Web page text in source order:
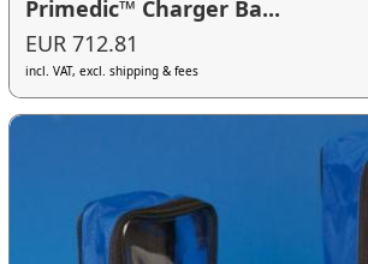
Primedic™ Charger Ba...
EUR 712.81
incl. VAT, excl. shipping & fees